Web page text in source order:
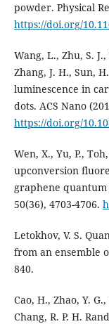
powder. Physical
https://doi.org/
Wang, L., Zhu, S.
Zhang, J. H., Sun,
luminescence in
dots. ACS Nano
https://doi.org/
Wen, X., Yu, P.,
upconversion
graphene quantum
50(36), 4703-4706.
Letokhov, V. S.
from an ensemble
840.
Cao, H., Zhao, Y.
Chang, R. P. H.